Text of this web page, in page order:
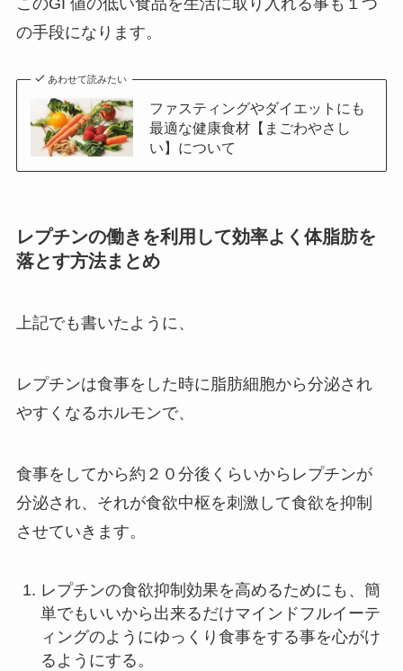
の手段になります。
あわせて読みたい
ファスティングやダイエットにも
最適な健康食材【まごわやさし
い】について
レプチンの働きを利用して効率よく体脂肪を
落とす方法まとめ
上記でも書いたように、
レプチンは食事をした時に脂肪細胞から分泌され
やすくなるホルモンで、
食事をしてから約２０分後くらいからレプチンが
分泌され、それが食欲中枢を刺激して食欲を抑制
させていきます。
レプチンの食欲抑制効果を高めるためにも、簡
単でもいいから出来るだけマインドフルイーテ
ィングのようにゆっくり食事をする事を心がけ
るようにする。